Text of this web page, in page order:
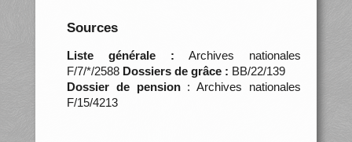
Sources
Liste générale : Archives nationales
F/7/*/2588 Dossiers de grâce : BB/22/139
Dossier de pension: Archives nationales
F/15/4213